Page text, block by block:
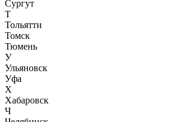
Сургут
Т
Тольятти
Томск
Тюмень
У
Ульяновск
Уфа
Х
Хабаровск
Ч